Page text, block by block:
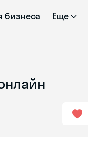
бизнеса Еще